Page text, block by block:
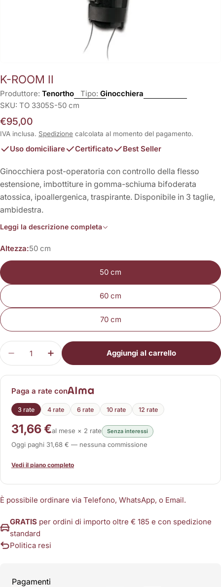
K-ROOM II
Produttore: Tenortho Tipo: Ginocchiera
SKU: TO 3305S-50 cm
Prezzo
normale
€95,00
IVA inclusa. Spedizione calcolata al momento del pagamento.
Uso domiciliare Certificato Best Seller
Ginocchiera post-operatoria con controllo della flesso
estensione, imbottiture in gomma-schiuma bifoderata
atossica, ipoallergenica, traspirante. Disponibile in 3 taglie,
ambidestra.
Leggi la descrizione completa
Altezza:50 cm
50 cm
60 cm
70 cm
Quantità
Diminuisci la quantità per K-ROOM II
Aumenta la quantità per K-ROOM II
Aggiungi al carrello
Paga a rate con
3 rate 4 rate 6 rate 10 rate 12 rate
31,66 €al mese × 2 rate Senza interessi
Oggi paghi 31,68 € — nessuna commissione
Vedi il piano completo
È possibile ordinare via Telefono, WhatsApp, o Email.
GRATIS per ordini di importo oltre € 185 e con spedizione
standard
Politica resi
Pagamenti
Metodi